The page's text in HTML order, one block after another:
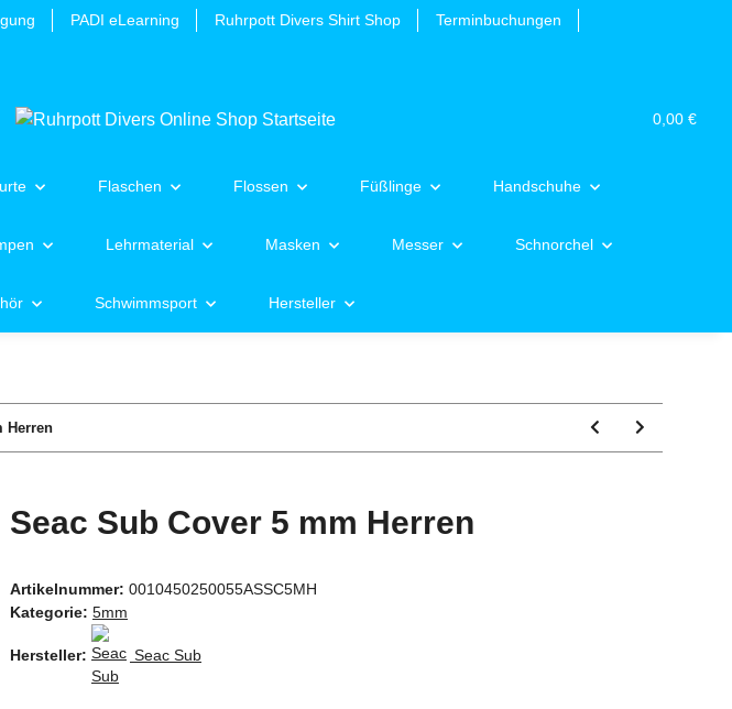
PADI eLearning Ruhrpott Divers Shirt Shop Terminbuchungen
0,00 €
Flaschen Flossen Füßlinge Handschuhe
Lehrmaterial Masken Messer Schnorchel
Schwimmsport Hersteller
Herren
Seac Sub Cover 5 mm Herren
Artikelnummer: 0010450250055ASSC5MH
Kategorie: 5mm
Hersteller: Seac Sub